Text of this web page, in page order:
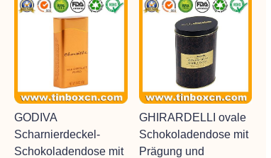
GODIVA
Scharnierdeckel-
Schokoladendose mit
GHIRARDELLI ovale
Schokoladendose mit
Prägung und